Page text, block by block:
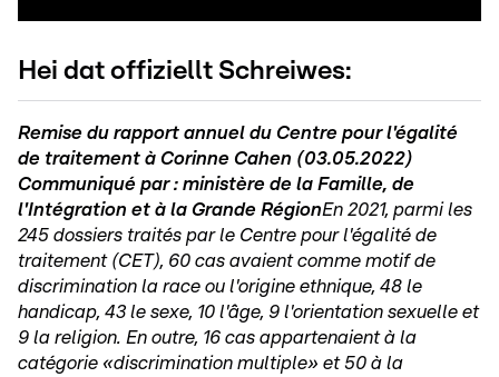
Hei dat offiziellt Schreiwes:
Remise du rapport annuel du Centre pour l'égalité
de traitement à Corinne Cahen (03.05.2022)
Communiqué par : ministère de la Famille, de
l'Intégration et à la Grande RégionEn 2021, parmi les
245 dossiers traités par le Centre pour l'égalité de
traitement (CET), 60 cas avaient comme motif de
discrimination la race ou l'origine ethnique, 48 le
handicap, 43 le sexe, 10 l'âge, 9 l'orientation sexuelle et
9 la religion. En outre, 16 cas appartenaient à la
catégorie «discrimination multiple» et 50 à la